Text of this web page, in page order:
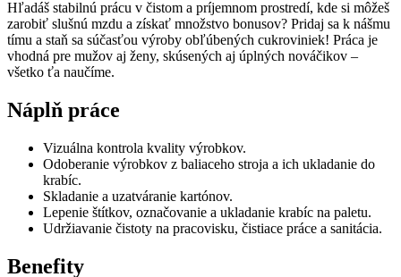
Hľadáš stabilnú prácu v čistom a príjemnom prostredí, kde si môžeš
zarobiť slušnú mzdu a získať množstvo bonusov? Pridaj sa k nášmu
tímu a staň sa súčasťou výroby obľúbených cukroviniek! Práca je
vhodná pre mužov aj ženy, skúsených aj úplných nováčikov –
všetko ťa naučíme.
Náplň práce
Vizuálna kontrola kvality výrobkov.
Odoberanie výrobkov z baliaceho stroja a ich ukladanie do
krabíc.
Skladanie a uzatváranie kartónov.
Lepenie štítkov, označovanie a ukladanie krabíc na paletu.
Udržiavanie čistoty na pracovisku, čistiace práce a sanitácia.
Benefity